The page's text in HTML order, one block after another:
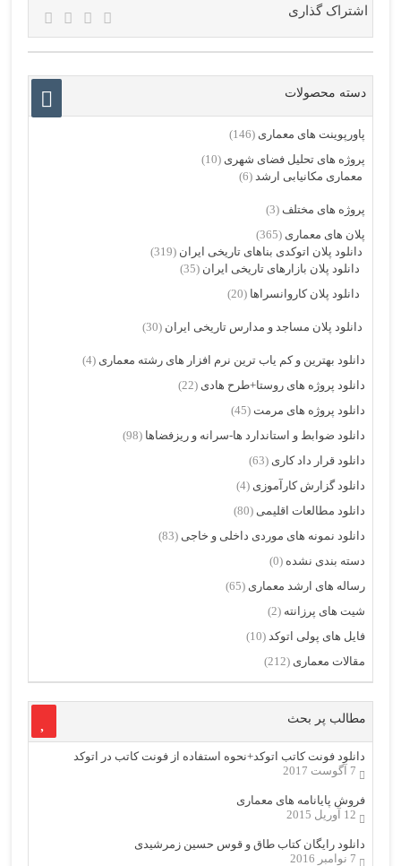
اشتراک گذاری
دسته محصولات
پاورپوینت های معماری (146)
پروژه های تحلیل فضای شهری (10)
معماری مکانیابی ارشد (6)
پروژه های مختلف (3)
پلان های معماری (365)
دانلود پلان اتوکدی بناهای تاریخی ایران (319)
دانلود پلان بازارهای تاریخی ایران (35)
دانلود پلان کاروانسراها (20)
دانلود پلان مساجد و مدارس تاریخی ایران (30)
دانلود بهترین و کم یاب ترین نرم افزار های رشته معماری (4)
دانلود پروژه های روستا+طرح هادی (22)
دانلود پروژه های مرمت (45)
دانلود ضوابط و استاندارد ها-سرانه و ریزفضاها (98)
دانلود قرار داد کاری (63)
دانلود گزارش کارآموزی (4)
دانلود مطالعات اقلیمی (80)
دانلود نمونه های موردی داخلی و خاجی (83)
دسته بندی نشده (0)
رساله های ارشد معماری (65)
شیت های پرزانته (2)
فایل های پولی اتوکد (10)
مقالات معماری (212)
مطالب پر بحث
دانلود فونت کاتب اتوکد+نحوه استفاده از فونت کاتب در اتوکد
7 آگوست 2017
فروش پایانامه های معماری
12 آوریل 2015
دانلود رایگان کتاب طاق و قوس حسین زمرشیدی
7 نوامبر 2016